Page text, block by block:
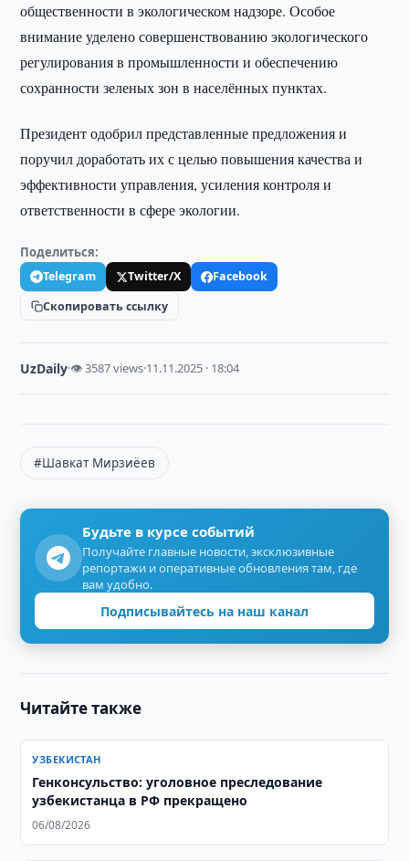
общественности в экологическом надзоре. Особое
внимание уделено совершенствованию экологического
регулирования в промышленности и обеспечению
сохранности зеленых зон в населённых пунктах.
Президент одобрил представленные предложения и
поручил доработать их с целью повышения качества и
эффективности управления, усиления контроля и
ответственности в сфере экологии.
Поделиться:
Telegram Twitter/X
Facebook
Скопировать ссылку
UzDaily·👁 3587 views·11.11.2025 · 18:04
#Шавкат Мирзиёев
Будьте в курсе событий
Получайте главные новости, эксклюзивные
репортажи и оперативные обновления там, где
вам удобно.
Подписывайтесь на наш канал
Читайте также
УЗБЕКИСТАН
Генконсульство: уголовное преследование
узбекистанца в РФ прекращено
06/08/2026